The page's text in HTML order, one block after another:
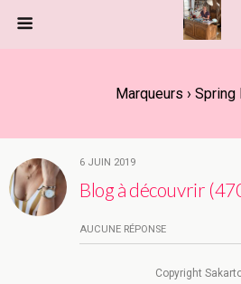
Marqueurs › Spring
6 JUIN 2019
Blog à découvrir
AUCUNE RÉPONSE
Copyright